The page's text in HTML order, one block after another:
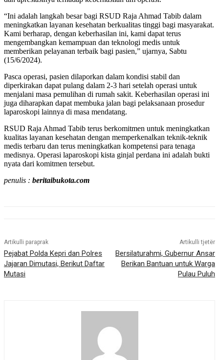
“Ini adalah langkah besar bagi RSUD Raja Ahmad Tabib dalam
meningkatkan layanan kesehatan berkualitas tinggi bagi masyarakat.
Kami berharap, dengan keberhasilan ini, kami dapat terus
mengembangkan kemampuan dan teknologi medis untuk
memberikan pelayanan terbaik bagi pasien,” ujarnya, Sabtu
(15/6/2024).
Pasca operasi, pasien dilaporkan dalam kondisi stabil dan
diperkirakan dapat pulang dalam 2-3 hari setelah operasi untuk
menjalani masa pemulihan di rumah sakit. Keberhasilan operasi ini
juga diharapkan dapat membuka jalan bagi pelaksanaan prosedur
laparoskopi lainnya di masa mendatang.
RSUD Raja Ahmad Tabib terus berkomitmen untuk meningkatkan
kualitas layanan kesehatan dengan memperkenalkan teknik-teknik
medis terbaru dan terus meningkatkan kompetensi para tenaga
medisnya. Operasi laparoskopi kista ginjal perdana ini adalah bukti
nyata dari komitmen tersebut.
penulis : beritaibukota.com
Artikulli paraprak
Pejabat Polda Kepri dan Polres
Jajaran Dimutasi, Berikut Daftar
Mutasi
Artikulli tjetër
Bersilaturahmi, Gubernur Ansar
Berikan Bantuan untuk Warga
Pulau Puluh